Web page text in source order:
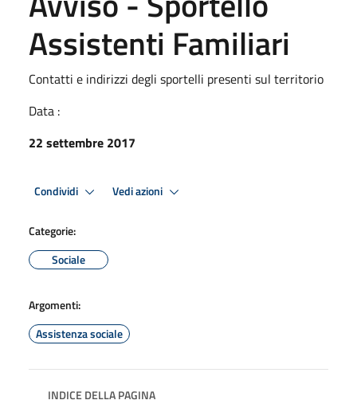
Assistenti Familiari
Contatti e indirizzi degli sportelli presenti sul territorio
Data :
22 settembre 2017
Condividi Vedi azioni
Categorie:
Sociale
Argomenti:
Assistenza sociale
INDICE DELLA PAGINA